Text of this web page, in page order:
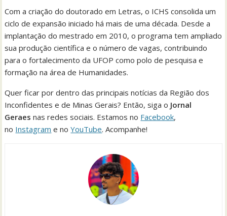
Com a criação do doutorado em Letras, o ICHS consolida um
ciclo de expansão iniciado há mais de uma década. Desde a
implantação do mestrado em 2010, o programa tem ampliado
sua produção científica e o número de vagas, contribuindo
para o fortalecimento da UFOP como polo de pesquisa e
formação na área de Humanidades.
Quer ficar por dentro das principais notícias da Região dos
Inconfidentes e de Minas Gerais? Então, siga o Jornal
Geraesnas redes sociais. Estamos no Facebook,
no Instagram e noYouTube. Acompanhe!